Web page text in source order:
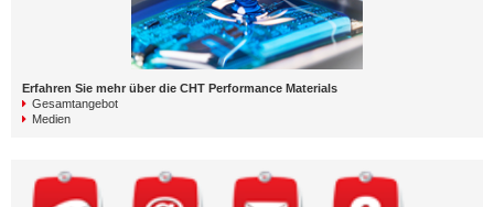
Erfahren Sie mehr über die CHT Performance Materials
Gesamtangebot
Medien